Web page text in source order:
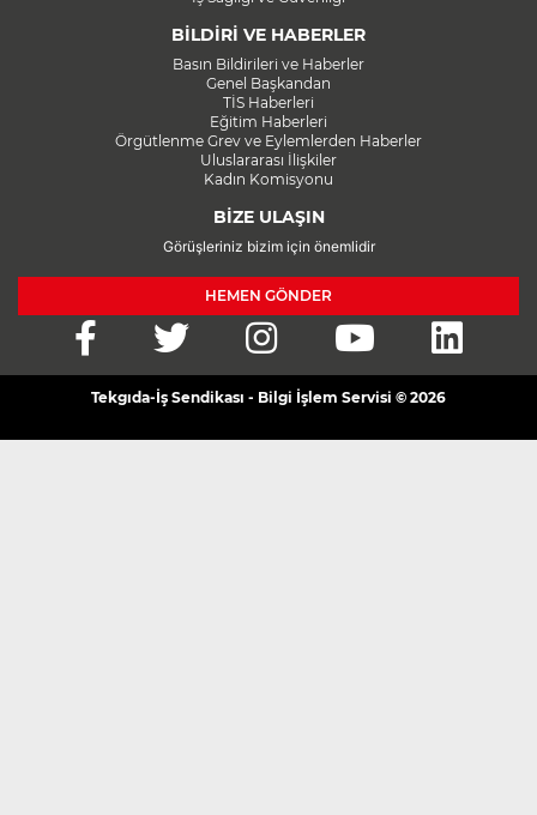
BİLDİRİ VE HABERLER
Basın Bildirileri ve Haberler
Genel Başkandan
TİS Haberleri
Eğitim Haberleri
Örgütlenme Grev ve Eylemlerden Haberler
Uluslararası İlişkiler
Kadın Komisyonu
BİZE ULAŞIN
Görüşleriniz bizim için önemlidir
HEMEN GÖNDER
Tekgıda-İş Sendikası - Bilgi İşlem Servisi © 2026